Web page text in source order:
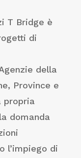
T Bridge è
di
della
Province e
propria
domanda
l’impiego di